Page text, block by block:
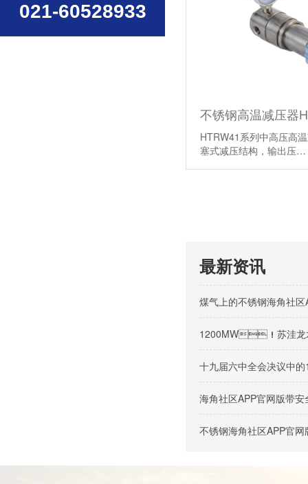
不锈钢高温减压器
HTRW41系列中高压高温
塞式减压结构，输出压…
最新资讯
煤气上的不锈钢海角社
1200MW！苏洼龙水
十九届六中全会决议中
海角社区APP官网版带
不锈钢海角社区APP官
021-60528933